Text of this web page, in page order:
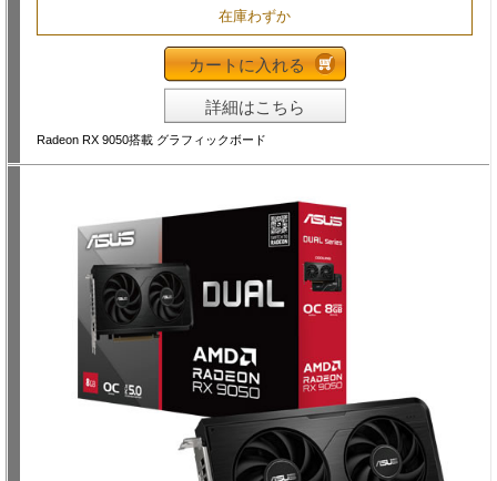
在庫わずか
カートに入れる
詳細はこちら
Radeon RX 9050搭載 グラフィックボード